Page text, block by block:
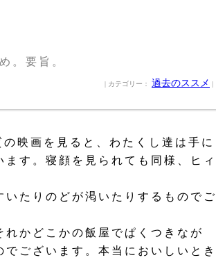
。要旨。
| カテゴリー： 過去のススメ |
映画を見ると、わたくし達は手に
す。寝顔を見られても同様、ヒィ
たりのどが渇いたりするものでご
かどこかの飯屋でぱくつきなが
ございます。本当においしいとき